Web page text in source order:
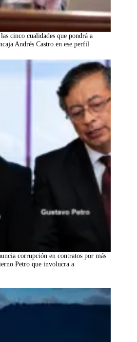
cinco cualidades que pondrá a
Andrés Castro en ese perfil
corrupción en contratos por más
Petro que involucra a